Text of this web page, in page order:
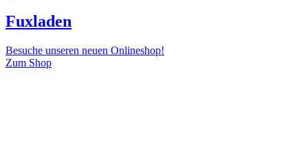
Fuxladen
Besuche unseren neuen Onlineshop!
Zum Shop